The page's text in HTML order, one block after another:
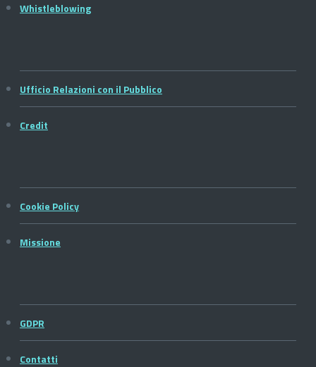
Whistleblowing
Ufficio Relazioni con il Pubblico
Credit
Cookie Policy
Missione
GDPR
Contatti